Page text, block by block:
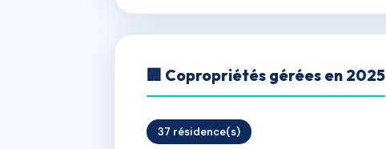
🏢 Copropriétés gérées en 2025
37 résidence(s)